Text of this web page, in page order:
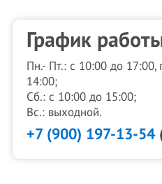
График
Пн.- Пт.: с 10:00 до
14:00;
Сб.: с 10:00 до 15:00;
Вс.: выходной.
+7 (900) 197-13-54